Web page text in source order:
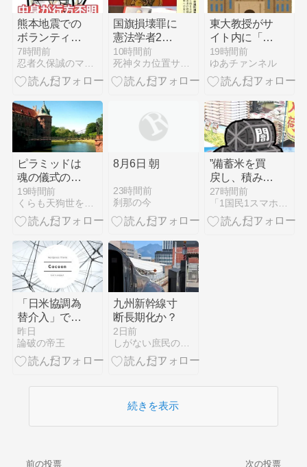
熊本地震での
ボランティア
活動と善意の
寄付には気を
つけよう
7時間前
忍者久保誠のマコトのブログ
国旗損壊罪に
憲法学者200
人が「廃止」
求める反対声
明 高市政権
独裁的な悪政
ばかりやって
10時間前
死神タカ位置サナエのオイルショックドクトリン憲法改悪計画！
東大教授がサ
イト内に「六
四天安門」埋
め込みで懲戒
処分
19時間前
ゆあチァンネル
ピラミッドは
魂の儀式の
場？
19時間前
くらも天狗世を論ず
8月6日 朝
23時間前
刹那の今
”備蓄米を買
戻し、積み増
せ！”
27時間前
「1国民1スマホ制」を目指して頑張るBlog
「日米協調為
替介入」でト
ランプ一族丸
儲け
昨日
論破の帝王
九州新幹線寸
断長期化か？
2日前
しがない庶民の独り言
続きを表示
前の投票 次の投票